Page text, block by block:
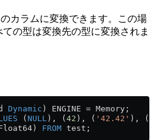
カラムに変換できます。この場
の型は変換先の型に変換されま
Dynamic ) ENGINE = Memory;
( NULL ), ( 42 ), ( '42.42' ),
FROM test;